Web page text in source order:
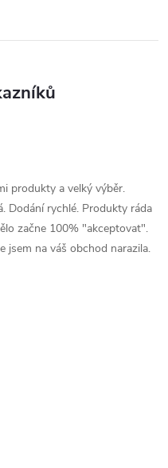
produkty a velký výběr.
Dodání rychlé. Produkty ráda
začne 100% "akceptovat".
jsem na váš obchod narazila.